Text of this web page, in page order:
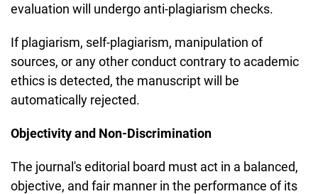
evaluation will undergo anti-plagiarism checks.
If plagiarism, self-plagiarism, manipulation of
sources, or any other conduct contrary to academic
ethics is detected, the manuscript will be
automatically rejected.
Objectivity and Non-Discrimination
The journal's editorial board must act in a balanced,
objective, and fair manner in the performance of its